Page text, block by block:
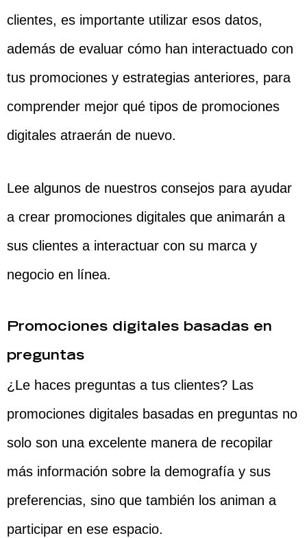
clientes, es importante utilizar esos datos,
además de evaluar cómo han interactuado con
tus promociones y estrategias anteriores, para
comprender mejor qué tipos de promociones
digitales atraerán de nuevo.
Lee algunos de nuestros consejos para ayudar
a crear promociones digitales que animarán a
sus clientes a interactuar con su marca y
negocio en línea.
Promociones digitales basadas en
preguntas
¿Le haces preguntas a tus clientes? Las
promociones digitales basadas en preguntas no
solo son una excelente manera de recopilar
más información sobre la demografía y sus
preferencias, sino que también los animan a
participar en ese espacio.